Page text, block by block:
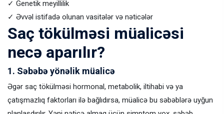
✓ Genetik meyillilik
✓ Əvvəl istifadə olunan vasitələr və nəticələr
Saç tökülməsi müalicəsi
necə aparılır?
1. Səbəbə yönəlik müalicə
Əgər saç tökülməsi hormonal, metabolik, iltihabi və ya
çatışmazlıq faktorları ilə bağlıdırsa, müalicə bu səbəblərə uyğun